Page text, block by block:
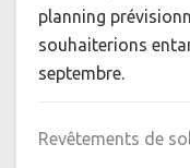
planning
souhaiterions
septembre.
Revêtements de